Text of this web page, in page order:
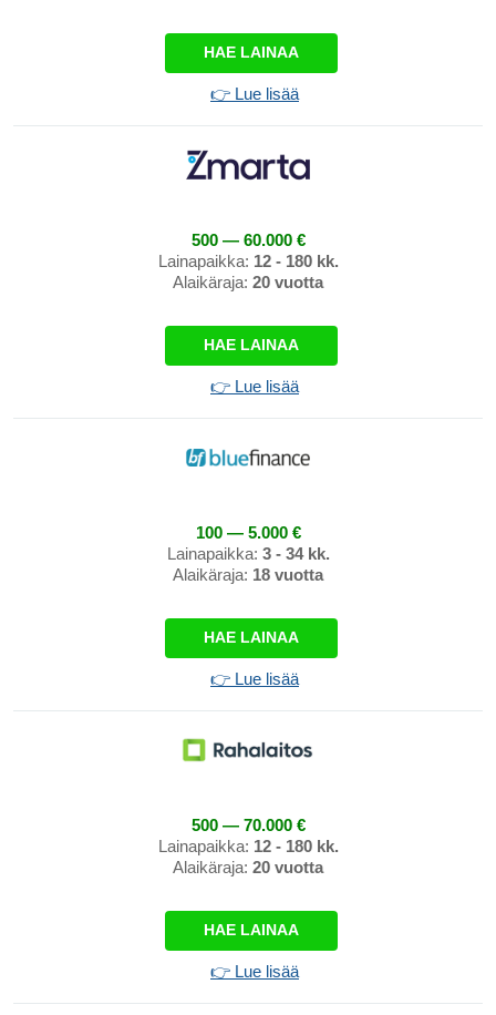
HAE LAINAA
👉 Lue lisää
500 — 60.000 €
Lainapaikka: 12 - 180 kk.
Alaikäraja: 20 vuotta
HAE LAINAA
👉 Lue lisää
100 — 5.000 €
Lainapaikka: 3 - 34 kk.
Alaikäraja: 18 vuotta
HAE LAINAA
👉 Lue lisää
500 — 70.000 €
Lainapaikka: 12 - 180 kk.
Alaikäraja: 20 vuotta
HAE LAINAA
👉 Lue lisää